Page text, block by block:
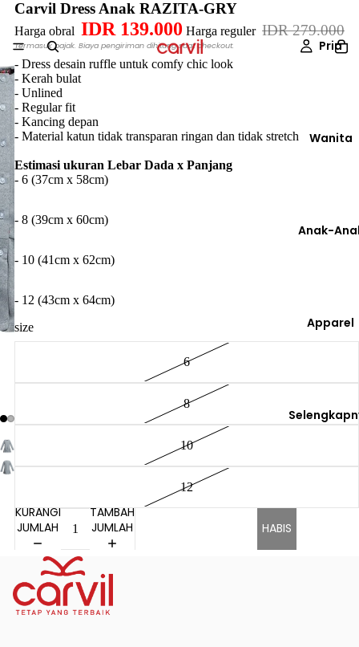
Pria
Wanita
Anak-
Apparel
Carvil Dress Anak RAZITA-GRY
Harga obral IDR 139.000 Harga reguler IDR 279.000
Termasuk pajak. Biaya pengiriman dihitung saat checkout.
- Dress desain ruffle untuk comfy chic look
- Kerah bulat
- Unlined
- Regular fit
- Kancing depan
- Material katun tidak transparan ringan dan tidak stretch
Estimasi ukuran Lebar Dada x Panjang
- 6 (37cm x 58cm)
- 8 (39cm x 60cm)
- 10 (41cm x 62cm)
- 12 (43cm x 64cm)
size
6
8
10
12
KURANGI
JUMLAH
TAMBAH
JUMLAH
HABIS